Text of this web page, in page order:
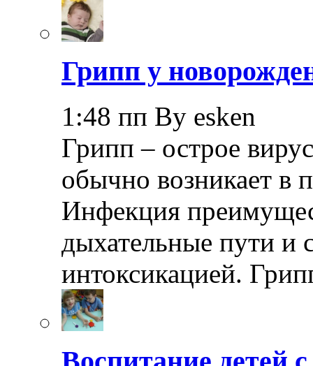
Грипп у
1:48 пп By esken
Грипп – острое
обычно возникает в
Инфекция
дыхательные пути и
интоксикацией.